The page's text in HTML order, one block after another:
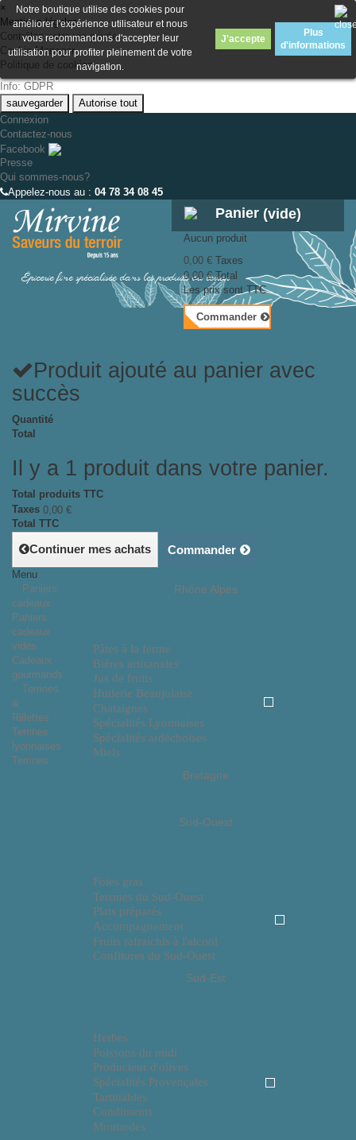
×
Mentions légales
Contrôlez votre vie privée
Cookie Manager
Politique de cookies
Info: GDPR
sauvegarder
Autorise tout
Connexion
Contactez-nous
Facebook
Presse
Qui sommes-nous?
Appelez-nous au : 04 78 34 08 45
Épicerie fine spécialisée dans les produits du terroir
Panier (vide)
Aucun produit
0,00 € Taxes
0,00 € Total
Les prix sont TTC
Commander
Produit ajouté au panier avec
succès
Quantité
Total
Il y a 1 produit dans votre panier.
Total produits TTC
Taxes 0,00 €
Total TTC
Continuer mes achats Commander
Rhône Alpes
Pâtes à la ferme
Bières artisanales
Jus de fruits
Huilerie Beaujolaise
Chataignes
Spécialités Lyonnaises
Spécialités ardéchoises
Miels
Bretagne
Sud-Ouest
Foies gras
Terrines du Sud-Ouest
Plats préparés
Accompagnement
Fruits rafraichis à l'alcool
Confitures du Sud-Ouest
Sud-Est
Herbes
Poissons du midi
Producteur d'olives
Spécialités Provençales
Tartinables
Condiments
Moutardes
Menu
Paniers
cadeaux
Paniers
cadeaux
vides
Cadeaux
gourmands
Terrines
&
Rillettes
Terrines
lyonnaises
Terrines
Notre boutique utilise des cookies pour
améliorer l'expérience utilisateur et nous
vous recommandons d'accepter leur
utilisation pour profiter pleinement de votre
navigation.
J'accepte
Plus
d'informations